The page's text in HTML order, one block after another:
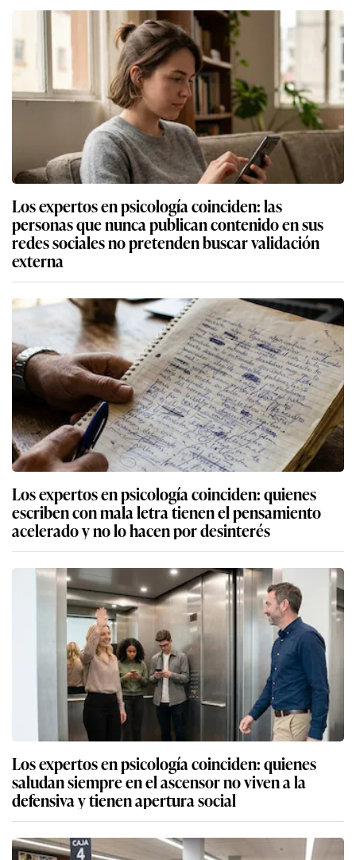
Los expertos en psicología coinciden: las
personas que nunca publican contenido en sus
redes sociales no pretenden buscar validación
externa
Los expertos en psicología coinciden: quienes
escriben con mala letra tienen el pensamiento
acelerado y no lo hacen por desinterés
Los expertos en psicología coinciden: quienes
saludan siempre en el ascensor no viven a la
defensiva y tienen apertura social